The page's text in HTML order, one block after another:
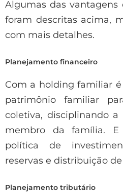
Algumas das
foram descritas acima,
com mais detalhes.
Planejamento financeiro
Com a holding familiar
patrimônio familiar
coletiva, disciplinando
membro da família. E
política de
reservas e distribuição
Planejamento tributário